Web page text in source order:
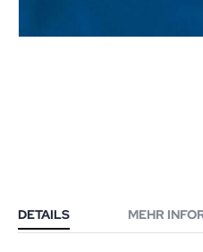
DETAILS MEHR